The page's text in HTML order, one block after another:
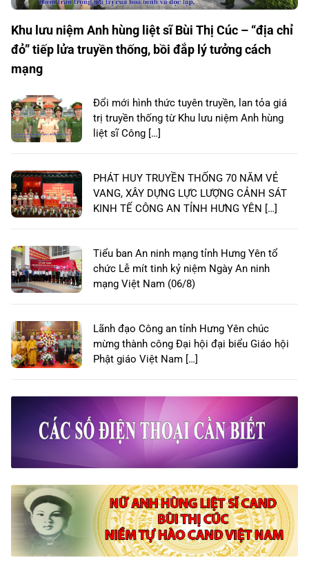
Khu lưu niệm Anh hùng liệt sĩ Bùi Thị Cúc – “địa chỉ
đỏ” tiếp lửa truyền thống, bồi đắp lý tưởng cách
mạng
Đổi mới hình thức tuyên truyền, lan tỏa giá
trị truyền thống từ Khu lưu niệm Anh hùng
liệt sĩ Công […]
PHÁT HUY TRUYỀN THỐNG 70 NĂM VẺ
VANG, XÂY DỰNG LỰC LƯỢNG CẢNH SÁT
KINH TẾ CÔNG AN TỈNH HƯNG YÊN […]
Tiểu ban An ninh mạng tỉnh Hưng Yên tổ
chức Lễ mít tinh kỷ niệm Ngày An ninh
mạng Việt Nam (06/8)
Lãnh đạo Công an tỉnh Hưng Yên chúc
mừng thành công Đại hội đại biểu Giáo hội
Phật giáo Việt Nam […]